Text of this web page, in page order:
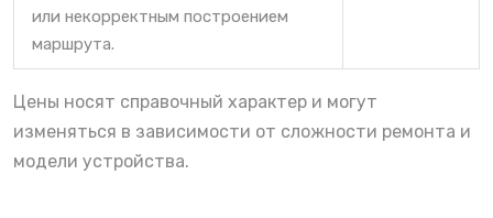
или некорректным построением
маршрута.
Цены носят справочный характер и могут
изменяться в зависимости от сложности ремонта и
модели устройства.